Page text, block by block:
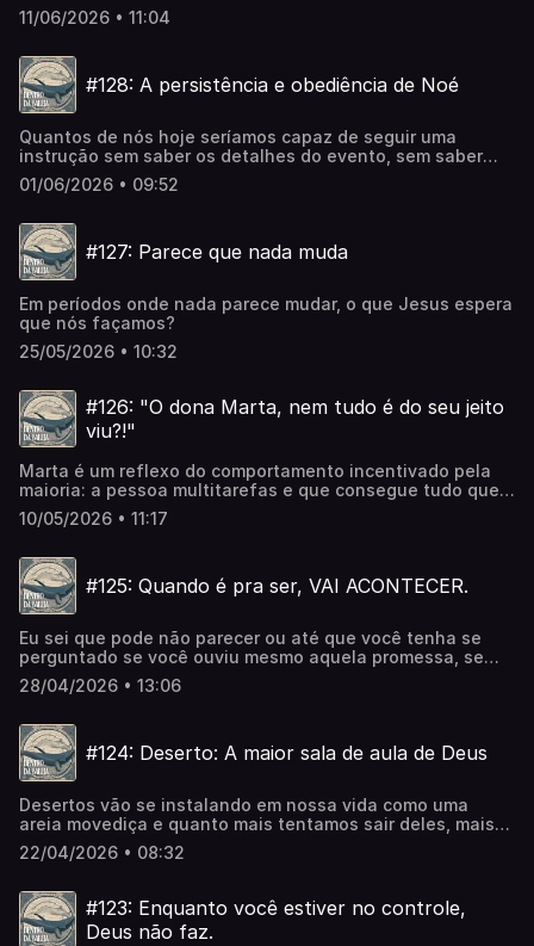
11/06/2026 • 11:04
#128: A persistência e obediência de Noé
Quantos de nós hoje seríamos capaz de seguir uma
instrução sem saber os detalhes do evento, sem saber
quando ele aconteceria e como aconteceria? Quantos de
nós permaneceríamos obediente mesmo sendo motivo de
questionando até a nossa própria sanidade? Noé foi essa
pessoa. E não se arrependeu.
01/06/2026 • 09:52
#127: Parece que nada muda
Em períodos onde nada parece mudar, o que Jesus espera
que nós façamos?
25/05/2026 • 10:32
#126: "O dona Marta, nem tudo é do seu jeito
viu?!"
Marta é um reflexo do comportamento incentivado pela
maioria: a pessoa multitarefas e que consegue tudo que
quer pela força do próprio braço.Mas com Deus, a coisa
não funciona assim
10/05/2026 • 11:17
#125: Quando é pra ser, VAI ACONTECER.
Eu sei que pode não parecer ou até que você tenha se
perguntado se você ouviu mesmo aquela promessa, se
essa benção seria realmente destinada a você.Afinal já
faz tanto tempo...Afinal parece que está tudo tão
loucas nesse mundo, e por isso ter uma mentalidade de:
esse acidente, essa perda, esse fim, tb esta nos planos
de Deus, vai acabar te colocando no centro da vontade
28/04/2026 • 13:06
#124: Deserto: A maior sala de aula de Deus
Desertos vão se instalando em nossa vida como uma
areia movediça e quanto mais tentamos sair deles, mais
ficamos presos.Talvez o que devemos fazer seja
justamente silenciar e deixar Deus nos ensinar o que é
22/04/2026 • 08:32
#123: Enquanto você estiver no controle,
Deus não faz.